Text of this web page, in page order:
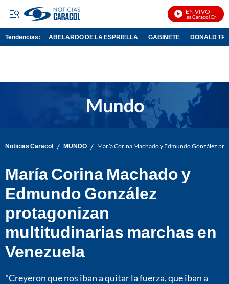
EN VIVO
Noticias Caracol En Vivo
Tendencias: ABELARDO DE LA ESPRIELLA GABINETE DONALD
Noticias Caracol / MUNDO / María Corina Machado y Edmundo González
María Corina Machado y
Edmundo González
protagonizan
multitudinarias marchas en
Venezuela
"Creyeron que nos iban a quitar la fuerza, que iban a